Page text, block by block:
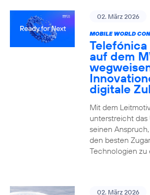
02. März 2026
MOBILE WORLD
auf dem
digitale
Mit dem
unterstreicht
seinen
den besten
Technologien zu
02. März 2026